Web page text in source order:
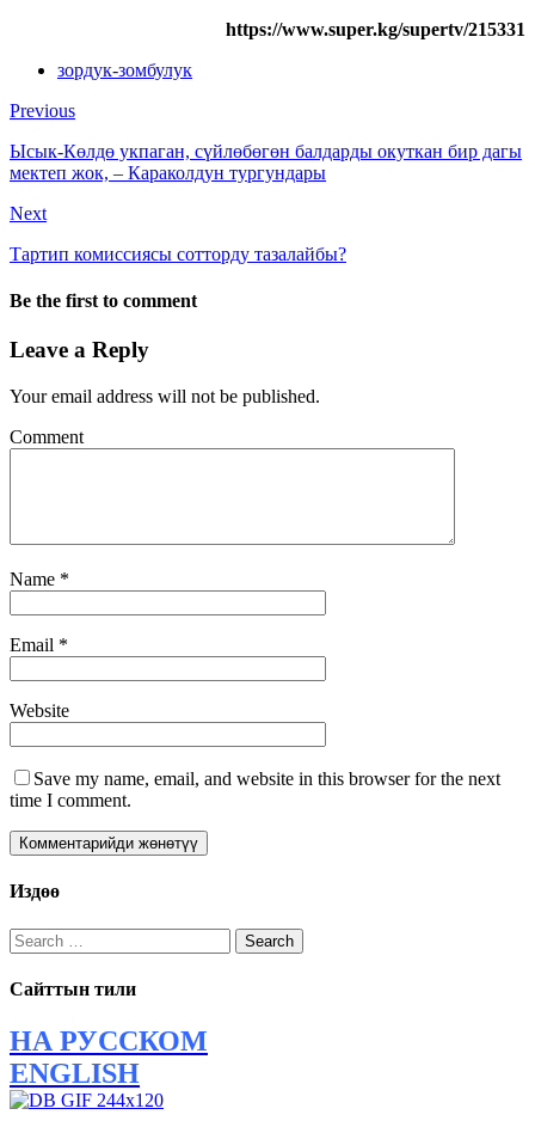
https://www.super.kg/supertv/215331
зордук-зомбулук
Previous
Ысык-Көлдө укпаган, сүйлөбөгөн балдарды окуткан бир дагы
мектеп жок, – Караколдун тургундары
Next
Тартип комиссиясы сотторду тазалайбы?
Be the first to comment
Leave a Reply
Your email address will not be published.
Comment
Name *
Email *
Website
Save my name, email, and website in this browser for the next
time I comment.
Издөө
Search
for:
Сайттын тили
НА РУССКОМ
ENGLISH